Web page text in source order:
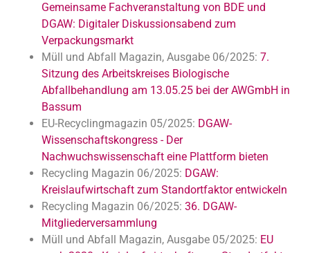
Gemeinsame Fachveranstaltung von BDE und
DGAW: Digitaler Diskussionsabend zum
Verpackungsmarkt
Müll und Abfall Magazin, Ausgabe 06/2025: 7.
Sitzung des Arbeitskreises Biologische
Abfallbehandlung am 13.05.25 bei der AWGmbH in
Bassum
EU-Recyclingmagazin 05/2025: DGAW-
Wissenschaftskongress - Der
Nachwuchswissenschaft eine Plattform bieten
Recycling Magazin 06/2025: DGAW:
Kreislaufwirtschaft zum Standortfaktor entwickeln
Recycling Magazin 06/2025: 36. DGAW-
Mitgliederversammlung
Müll und Abfall Magazin, Ausgabe 05/2025: EU